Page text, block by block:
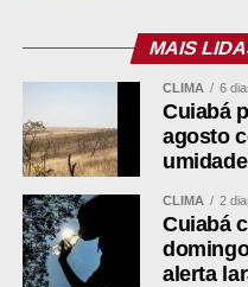
MAIS
CLIMA 6
Cuiabá
agosto
CLIMA 2
Cuiabá
alerta